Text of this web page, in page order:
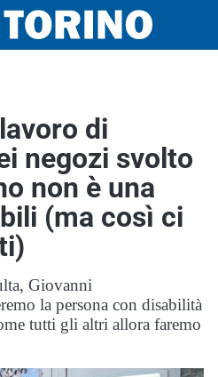
di
negozi svolto
non è una
(ma così ci
Giovanni
la persona con disabilità
tutti gli altri allora faremo